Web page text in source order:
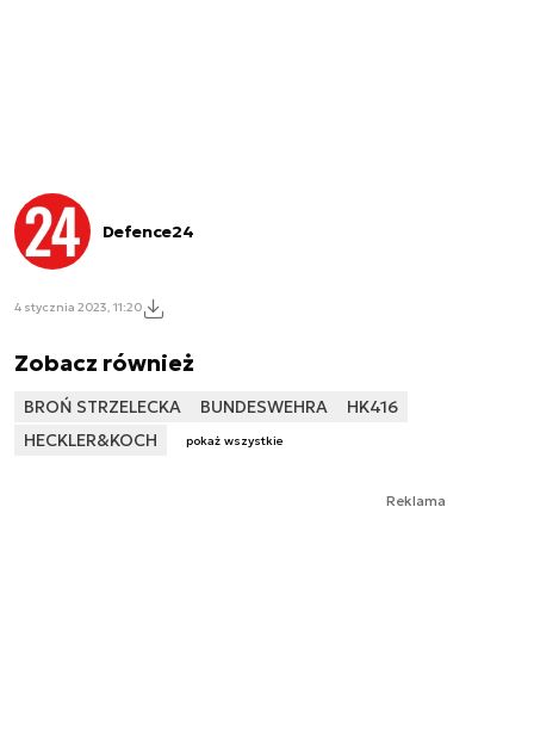
Defence24
4 stycznia 2023, 11:20
Zobacz również
BROŃ STRZELECKA BUNDESWEHRA
HK416
HECKLER&KOCH
pokaż wszystkie
Reklama